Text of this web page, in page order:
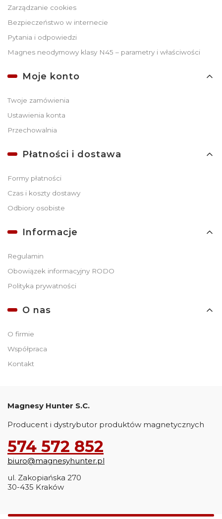
Zarządzanie cookies
Bezpieczeństwo w internecie
Pytania i odpowiedzi
Magnes neodymowy klasy N45 – parametry i właściwości
Moje konto
Twoje zamówienia
Ustawienia konta
Przechowalnia
Płatności i dostawa
Formy płatności
Czas i koszty dostawy
Odbiory osobiste
Informacje
Regulamin
Obowiązek informacyjny RODO
Polityka prywatności
O nas
O firmie
Współpraca
Kontakt
Magnesy Hunter S.C.
Producent i dystrybutor produktów magnetycznych
574 572 852
biuro@magnesyhunter.pl
ul. Zakopiańska 270
30-435 Kraków